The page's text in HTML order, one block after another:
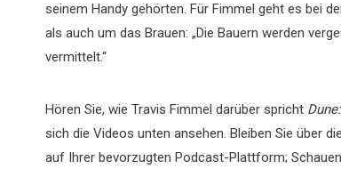
seinem Handy gehörten. Für Fimmel geht es bei
als auch um das Brauen: „Die Bauern werden
vermittelt.“
Hören Sie, wie Travis Fimmel darüber spricht
sich die Videos unten ansehen. Bleiben Sie über
auf Ihrer bevorzugten Podcast-Plattform;